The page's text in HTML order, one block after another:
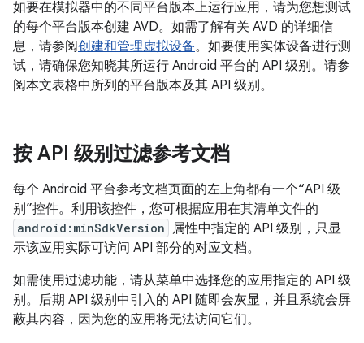
如要在模拟器中的不同平台版本上运行应用，请为您想测试
的每个平台版本创建 AVD。如需了解有关 AVD 的详细信
息，请参阅创建和管理虚拟设备。如要使用实体设备进行测
试，请确保您知晓其所运行 Android 平台的 API 级别。请参
阅本文表格中所列的平台版本及其 API 级别。
按 API 级别过滤参考文档
每个 Android 平台参考文档页面的左上角都有一个“API 级
别”控件。利用该控件，您可根据应用在其清单文件的
android:minSdkVersion 属性中指定的 API 级别，只显
示该应用实际可访问 API 部分的对应文档。
如需使用过滤功能，请从菜单中选择您的应用指定的 API 级
别。后期 API 级别中引入的 API 随即会灰显，并且系统会屏
蔽其内容，因为您的应用将无法访问它们。